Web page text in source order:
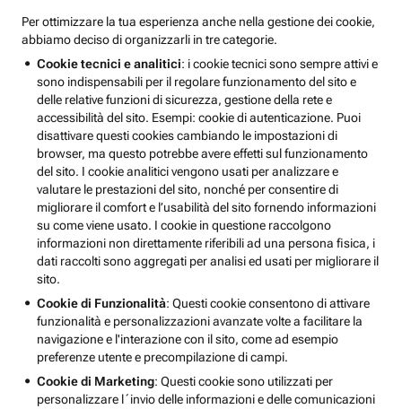
Per ottimizzare la tua esperienza anche nella gestione dei cookie,
abbiamo deciso di organizzarli in tre categorie.
Cookie tecnici e analitici: i cookie tecnici sono sempre attivi e
sono indispensabili per il regolare funzionamento del sito e
delle relative funzioni di sicurezza, gestione della rete e
accessibilità del sito. Esempi: cookie di autenticazione. Puoi
disattivare questi cookies cambiando le impostazioni di
browser, ma questo potrebbe avere effetti sul funzionamento
del sito. I cookie analitici vengono usati per analizzare e
valutare le prestazioni del sito, nonché per consentire di
migliorare il comfort e l’usabilità del sito fornendo informazioni
su come viene usato. I cookie in questione raccolgono
informazioni non direttamente riferibili ad una persona fisica, i
dati raccolti sono aggregati per analisi ed usati per migliorare il
sito.
Cookie di Funzionalità: Questi cookie consentono di attivare
funzionalità e personalizzazioni avanzate volte a facilitare la
navigazione e l'interazione con il sito, come ad esempio
preferenze utente e precompilazione di campi.
Cookie di Marketing: Questi cookie sono utilizzati per
personalizzare l´invio delle informazioni e delle comunicazioni